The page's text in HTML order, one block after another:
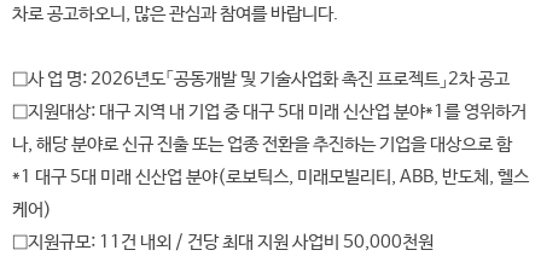
차로 공고하오니, 많은 관심과 참여를 바랍니다.
□사 업 명: 2026년도「공동개발 및 기술사업화 촉진 프로젝트」2차 공고
□지원대상: 대구 지역 내 기업 중 대구 5대 미래 신산업 분야*1를 영위하거
나, 해당 분야로 신규 진출 또는 업종 전환을 추진하는 기업을 대상으로 함
*1 대구 5대 미래 신산업 분야(로보틱스, 미래모빌리티, ABB, 반도체, 헬스
케어)
□지원규모: 11건 내외 / 건당 최대 지원 사업비 50,000천원